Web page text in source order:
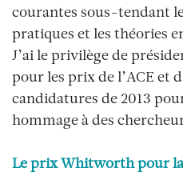
courantes sous-tendant
pratiques et les théories
J’ai le privilège de
pour les prix de l’ACE et
candidatures de 2013
hommage à des
Le prix Whitworth pour